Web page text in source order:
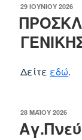
ΔΗΜΟΣΙΕΎΤΗΚΕ
29 ΙΟΥΝΊΟΥ 2026
Δείτε εδώ.
ΔΗΜΟΣΙΕΎΤΗΚΕ
28 ΜΑΪ́ΟΥ 2026